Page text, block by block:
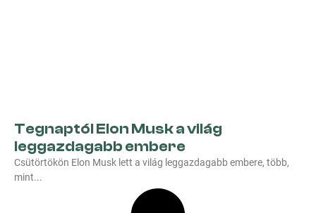
Tegnaptól Elon Musk a világ
leggazdagabb embere
Csütörtökön Elon Musk lett a világ leggazdagabb embere, több,
mint